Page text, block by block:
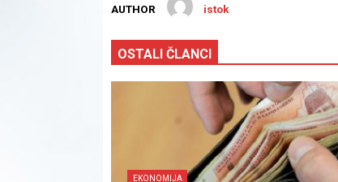
AUTHOR istok
OSTALI ČLANCI
EKONOMIJA